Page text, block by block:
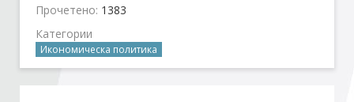
Актуално
Социален диалог
Прочетено: 1383
Категории
Икономическа политика